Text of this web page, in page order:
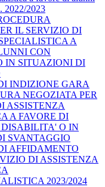
2022/2023
IL SERVIZIO DI
A
CON
IN SITUAZIONI DI
INDIZIONE GARA
NEGOZIATA PER
ASSISTENZA
A FAVORE DI
O IN
SVANTAGGIO
AFFIDAMENTO
DI ASSISTENZA
2023/2024